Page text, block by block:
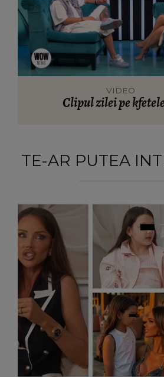
VIDEO
Clipul zilei pe
TE-AR PUTEA